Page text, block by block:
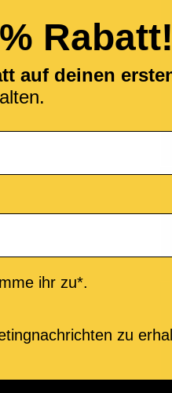
Rabatt!
auf deinen
ihr zu*.
zu